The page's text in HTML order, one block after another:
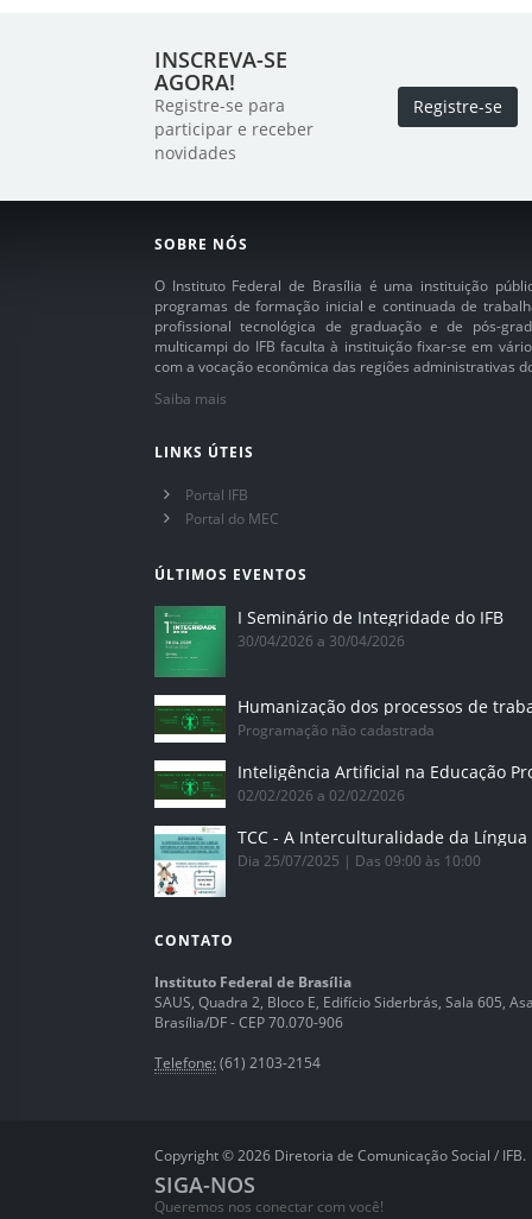
INSCREVA-SE
AGORA!
Registre-se para
participar e receber
novidades
Registre-se
SOBRE NÓS
O Instituto Federal de Brasília é uma instituição
programas de formação inicial e continuada de
profissional tecnológica de graduação e de pós-
multicampi do IFB faculta à instituição fixar-se em
com a vocação econômica das regiões administrativas
Saiba mais
LINKS ÚTEIS
Portal IFB
Portal do MEC
ÚLTIMOS EVENTOS
I Seminário de Integridade do IFB
30/04/2026 a 30/04/2026
Humanização dos processos de
Programação não cadastrada
02/02/2026 a 02/02/2026
Dia 25/07/2025 | Das 09:00 às 10:00
CONTATO
Instituto Federal de Brasília
SAUS, Quadra 2, Bloco E, Edifício Siderbrás, Sala 605,
Brasília/DF - CEP 70.070-906
Telefone: (61) 2103-2154
Copyright © 2026 Diretoria de Comunicação Social / IFB.
SIGA-NOS
Queremos nos conectar com você!